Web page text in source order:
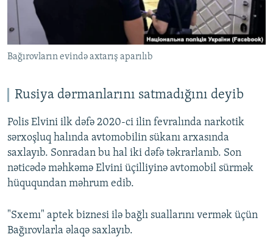
Bağırovların evində axtarış aparılıb
Rusiya dərmanlarını satmadığını deyib
Polis Elvini ilk dəfə 2020-ci ilin fevralında narkotik
sərxoşluq halında avtomobilin sükanı arxasında
saxlayıb. Sonradan bu hal iki dəfə təkrarlanıb. Son
nəticədə məhkəmə Elvini üçilliyinə avtomobil sürmək
hüququndan məhrum edib.
"Sxemı" aptek biznesi ilə bağlı suallarını vermək üçün
Bağırovlarla əlaqə saxlayıb.